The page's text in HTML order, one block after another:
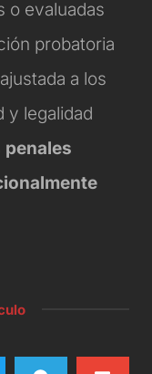
o evaluadas
probatoria
a los
y legalidad